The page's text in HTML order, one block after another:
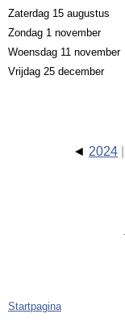
Zaterdag 15 augustus
Zondag 1 november
Woensdag 11 november
Vrijdag 25 december
2024
Startpagina